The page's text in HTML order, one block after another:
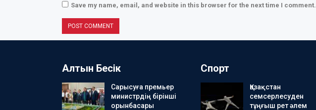
Save my name, email, and website in this browser for the next time I comment.
Алтын Бесік
Сарысуға премьер
министрдің бірінші
орынбасары
Спорт
Қазақстан
семсерлесуден
тұңғыш рет әлем